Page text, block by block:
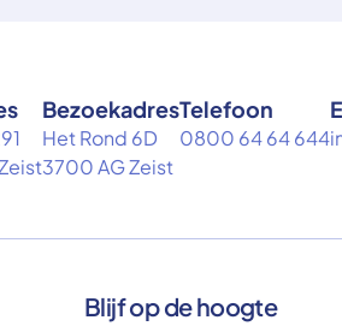
Bezoekadres
Het Rond 6D
3700 AG Zeist
Telefoon
0800 64 64 644
Blijf op de hoogte